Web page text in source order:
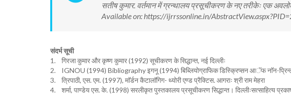
सतीष कुमार. वर्तमान में ग्रन्थालय प्रसूचीकरण के नए तरीकेः एक
Available on: https://ijrrssonline.in/
संदर्भ सूची
1. गिरजा कुमार और कृष्ण कुमार (1992) सूचीकरण के सिद्धान्त, नई दिल्लीः
2. IGNOU (1994) Bibliographyइगनू (1994) बिब्लियोग्राफिक डिस्क्रिप्सन आॅफ नाॅन-
3. त्रिपाठी, एस. एम. (1997), माॅर्डन कैटालाॅगिग- थ्योरी एण्ड प्रैक्टिस. आगराः श्री राम मेहरा
4. शर्मा, पाण्डेय एस. के. (1998) सरलीकृत पुस्तकालय प्रसूचीकरण सिद्धान्त। दिल्लीःसत्साहित्य